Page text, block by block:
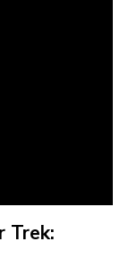
Trek: